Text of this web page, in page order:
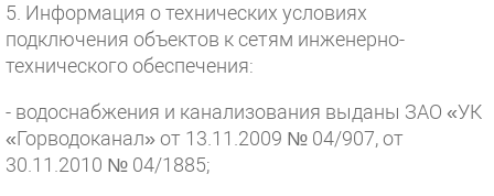
5. Информация о технических условиях
подключения объектов к сетям инженерно-
технического обеспечения:
- водоснабжения и канализования выданы ЗАО «УК
«Горводоканал» от 13.11.2009 № 04/907, от
30.11.2010 № 04/1885;